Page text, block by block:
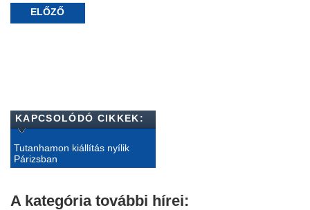
ELŐZŐ
KAPCSOLÓDÓ CIKKEK:
Tutanhamon kiállítás nyílik
Párizsban
A kategória további hírei: